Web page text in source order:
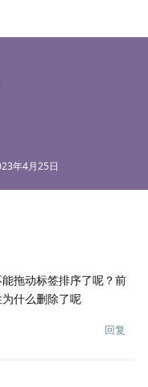
年4月25日
拖动标签排序了呢？前
什么删除了呢
回复